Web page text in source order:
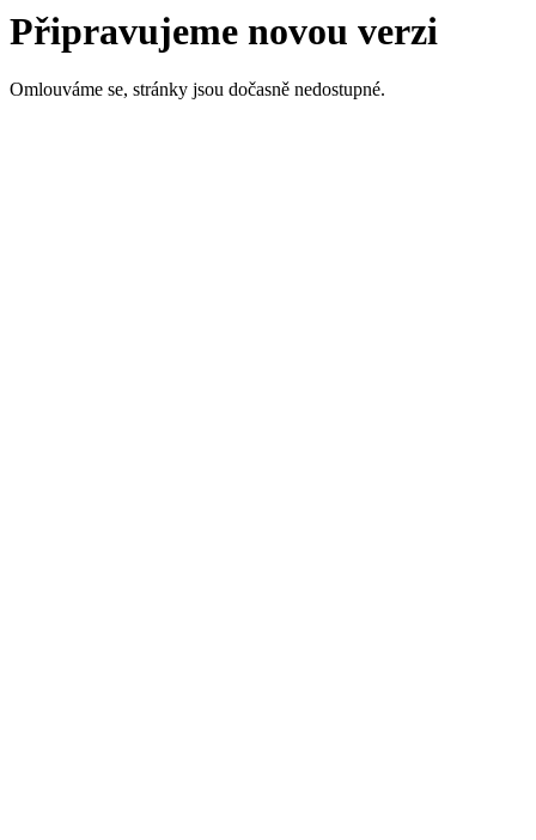
Připravujeme novou verzi
Omlouváme se, stránky jsou dočasně nedostupné.